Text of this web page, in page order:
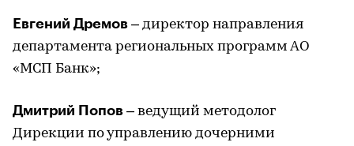
Евгений Дремов – директор направления
департамента региональных программ АО
«МСП Банк»;
Дмитрий Попов – ведущий методолог
Дирекции по управлению дочерними